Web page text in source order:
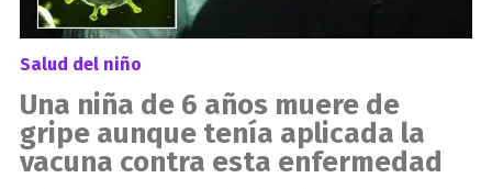
Salud del niño
Una niña de 6 años muere de
gripe aunque tenía aplicada la
vacuna contra esta enfermedad